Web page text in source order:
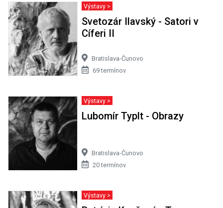
Výstavy >
Svetozár Ilavský - Satori v
Cíferi II
Bratislava-Čunovo
69 termínov
Výstavy >
Lubomír Typlt - Obrazy
Bratislava-Čunovo
20 termínov
Výstavy >